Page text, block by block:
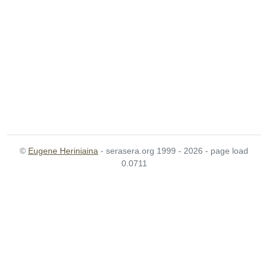
© Eugene Heriniaina - serasera.org 1999 - 2026 - page load
0.0711